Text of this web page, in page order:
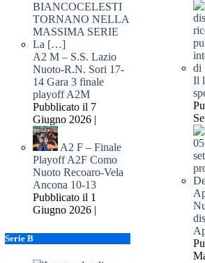
Il
A2 M – S.S. Lazio
Nuoto-R.N. Sori 17-
14 Gara 3 finale
playoff A2M
Pubblicato il 7
Giugno 2026 |
A2 F – Finale
Playoff A2F Como
Nuoto Recoaro-Vela
Ancona 10-13
Pubblicato il 1
Giugno 2026 |
Serie B